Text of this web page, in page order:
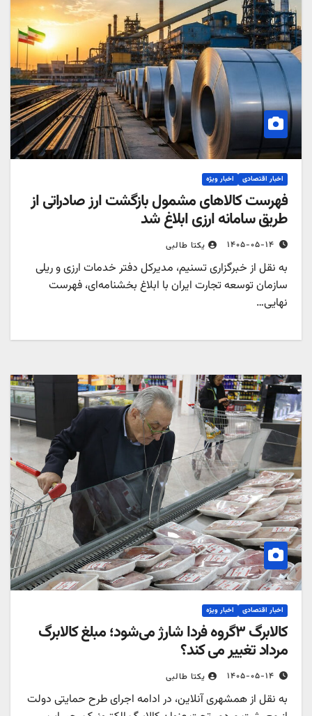
اخبار اقتصادی اخبار ویژه
فهرست کالاهای مشمول بازگشت ارز صادراتی از
طریق سامانه ارزی ابلاغ شد
۱۴۰۵-۰۵-۱۴ یکتا طالبی
به نقل از خبرگزاری تسنیم، مدیرکل دفتر خدمات ارزی و ریلی
سازمان توسعه تجارت ایران با ابلاغ بخشنامه‌ای، فهرست
نهایی…
اخبار اقتصادی اخبار ویژه
کالابرگ ۳گروه فردا شارژ می‌شود؛ مبلغ کالابرگ
مرداد تغییر می کند؟
۱۴۰۵-۰۵-۱۴ یکتا طالبی
به نقل از همشهری آنلاین، در ادامه اجرای طرح حمایتی دولت